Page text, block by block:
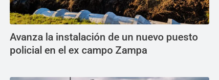
Avanza la instalación de un nuevo puesto
policial en el ex campo Zampa